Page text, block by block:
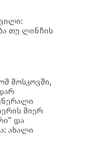
თუ ლინჩის
მოსკოვში,
მიერ
და
ახალი